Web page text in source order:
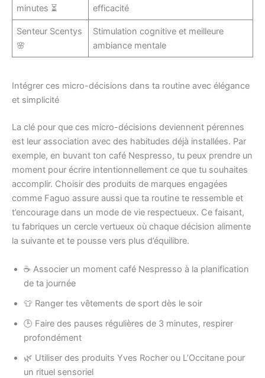
minutes ⏳
efficacité
Senteur Scentys
🌸
Stimulation cognitive et meilleure
ambiance mentale
Intégrer ces micro-décisions dans ta routine avec élégance
et simplicité
La clé pour que ces micro-décisions deviennent pérennes
est leur association avec des habitudes déjà installées. Par
exemple, en buvant ton café Nespresso, tu peux prendre un
moment pour écrire intentionnellement ce que tu souhaites
accomplir. Choisir des produits de marques engagées
comme Faguo assure aussi que ta routine te ressemble et
t’encourage dans un mode de vie respectueux. Ce faisant,
tu fabriques un cercle vertueux où chaque décision alimente
la suivante et te pousse vers plus d’équilibre.
☕ Associer un moment café Nespresso à la planification
de ta journée
👕 Ranger tes vêtements de sport dès le soir
🕒 Faire des pauses régulières de 3 minutes, respirer
profondément
🌿 Utiliser des produits Yves Rocher ou L’Occitane pour
un rituel sensoriel